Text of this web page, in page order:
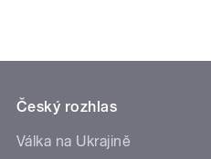
Český rozhlas
Válka na Ukrajině